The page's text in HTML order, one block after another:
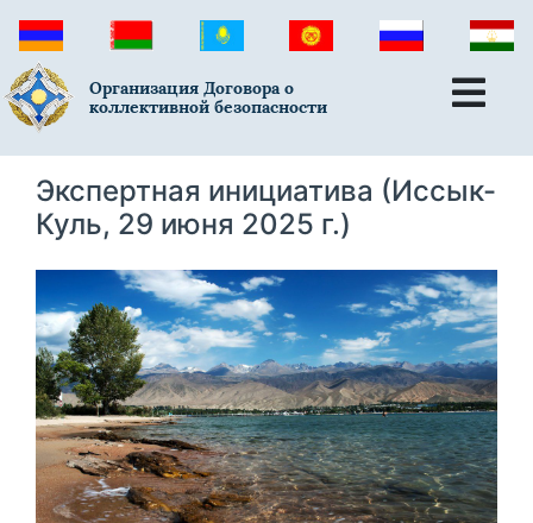
Организация Договора о
коллективной безопасности
Экспертная инициатива (Иссык-
Куль, 29 июня 2025 г.)